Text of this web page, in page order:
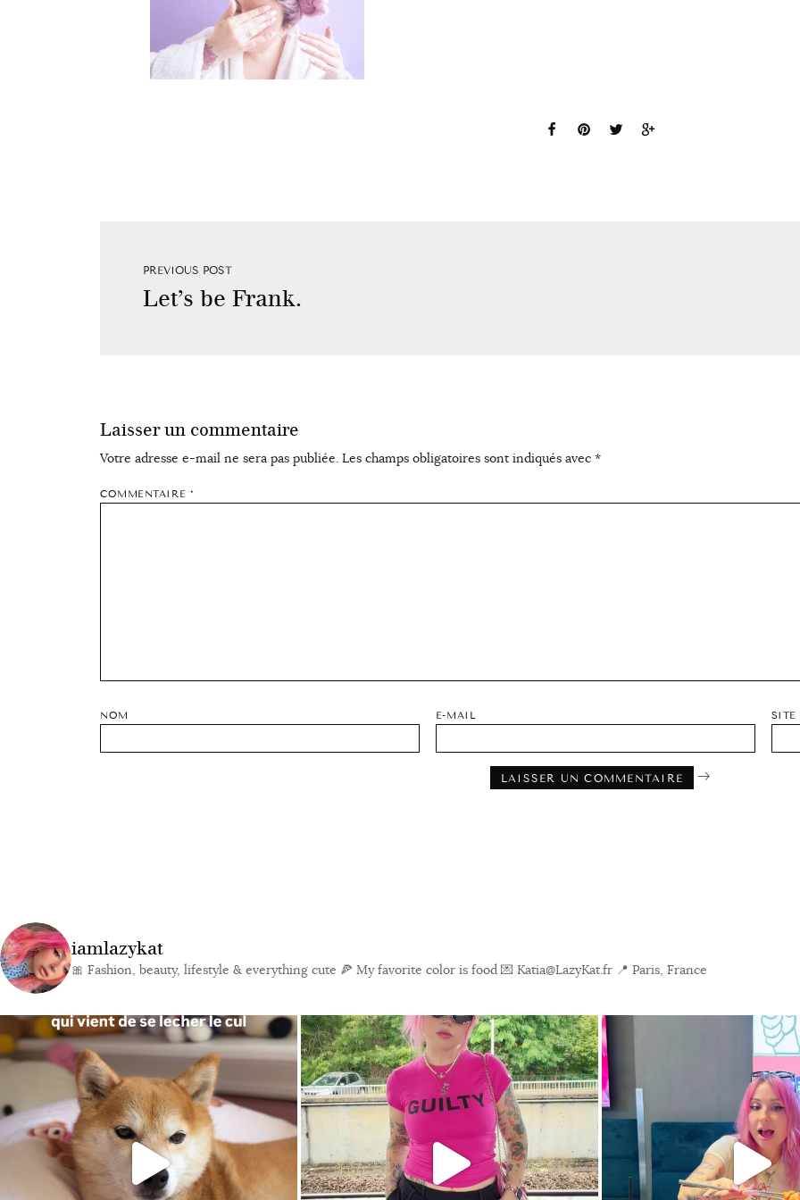
PREVIOUS POST
Let’s be Frank.
Laisser un commentaire
Votre adresse e-mail ne sera pas publiée. Les champs obligatoires sont indiqués avec *
COMMENTAIRE *
NOM E-MAIL SITE
iamlazykat
🎀 Fashion, beauty, lifestyle & everything cute 🍕 My favorite color is food 💌 Katia@LazyKat.fr 📍 Paris, France